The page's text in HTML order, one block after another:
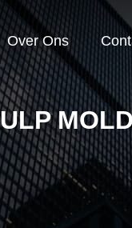
Over Ons